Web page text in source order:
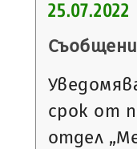
25.07.2022
срок от
отдел